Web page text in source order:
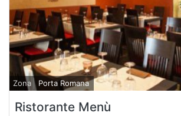
Zona Porta Romana
Ristorante Menù